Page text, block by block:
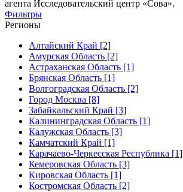
агента Исследовательский центр «Сова».
Фильтры
Регионы
Алтайский Край [2]
Амурская Область [2]
Астраханская Область [1]
Брянская Область [1]
Волгоградская Область [2]
Город Москва [8]
Забайкальский Край [3]
Калининградская Область [1]
Калужская Область [3]
Камчатский Край [1]
Карачаево-Черкесская Республика [1]
Кемеровская Область [3]
Кировская Область [1]
Костромская Область [2]